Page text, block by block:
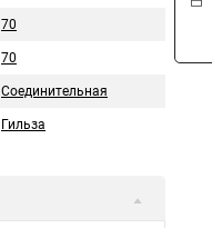
70
70
Соединительная
Гильза